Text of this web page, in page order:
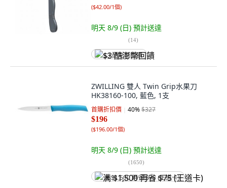
($42.00/1個)
明天 8/9 (日) 預計送達
(14)
$3 酷澎幣回饋
ZWILLING 雙人 Twin Grip水果刀
HK38160-100, 藍色, 1支
首購折扣價 40%$327
$196
($196.00/1個)
明天 8/9 (日) 預計送達
(1650)
满 $1,500 再省 $75 (王道卡)